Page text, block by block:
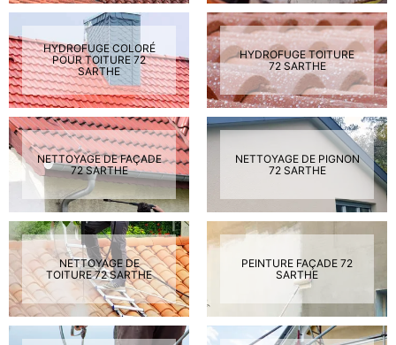
HYDROFUGE COLORÉ
POUR TOITURE 72
SARTHE
HYDROFUGE TOITURE
72 SARTHE
NETTOYAGE DE FAÇADE
72 SARTHE
NETTOYAGE DE PIGNON
72 SARTHE
NETTOYAGE DE
TOITURE 72 SARTHE
PEINTURE FAÇADE 72
SARTHE